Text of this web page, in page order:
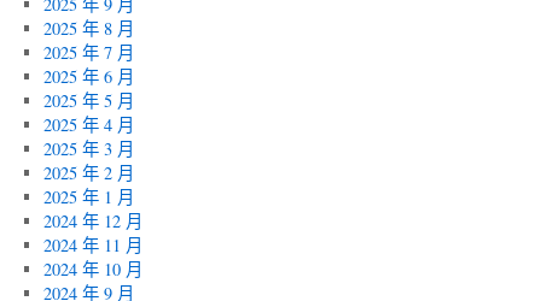
2025 年 8 月
2025 年 7 月
2025 年 6 月
2025 年 5 月
2025 年 4 月
2025 年 3 月
2025 年 2 月
2025 年 1 月
2024 年 12 月
2024 年 11 月
2024 年 10 月
2024 年 9 月